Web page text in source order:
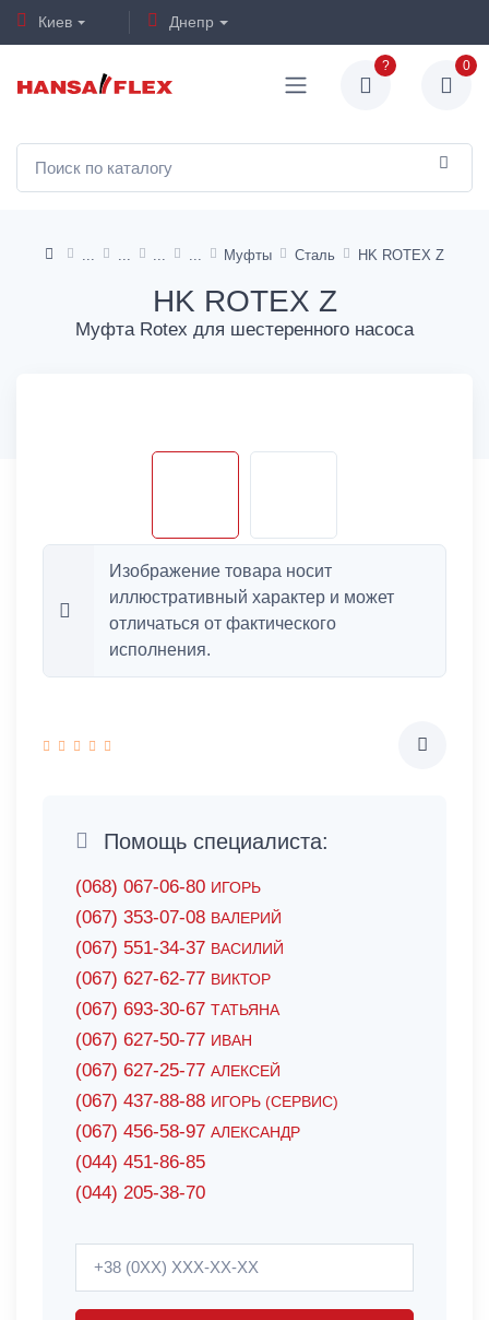
Киев Днепр
? 0
Муфты Сталь HK ROTEX Z
HK ROTEX Z
Муфта Rotex для шестеренного насоса
Изображение товара носит
иллюстративный характер и может
отличаться от фактического
исполнения.
Помощь специалиста:
(068) 067-06-80 ИГОРЬ
(067) 353-07-08 ВАЛЕРИЙ
(067) 551-34-37 ВАСИЛИЙ
(067) 627-62-77 ВИКТОР
(067) 693-30-67 ТАТЬЯНА
(067) 627-50-77 ИВАН
(067) 627-25-77 АЛЕКСЕЙ
(067) 437-88-88 ИГОРЬ (СЕРВИС)
(067) 456-58-97 АЛЕКСАНДР
(044) 451-86-85
(044) 205-38-70